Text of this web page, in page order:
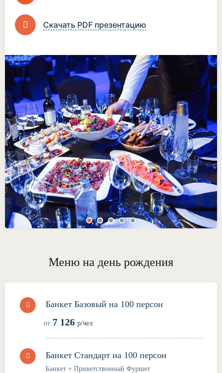
Скачать PDF презентацию
Меню на день рождения
Банкет Базовый на 100 персон
от 7 126 р/чел
Банкет Стандарт на 100 персон
Банкет + Приветственный Фуршет